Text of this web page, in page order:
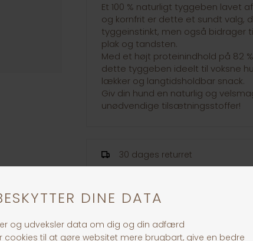
Et 100 % naturligt tyggeben lavet
og kornfrit er dette et sundt valg,
tyggeinstinkt, men også bidrager
plak og tandsten.
Med et højt proteinindhold på 82
dette tyggeben ideelt til voksne
lækker og langtidsholdbar snack.
Giv din hund en naturlig og
unødvendige tilsætningsstoffer!
30 dages returret